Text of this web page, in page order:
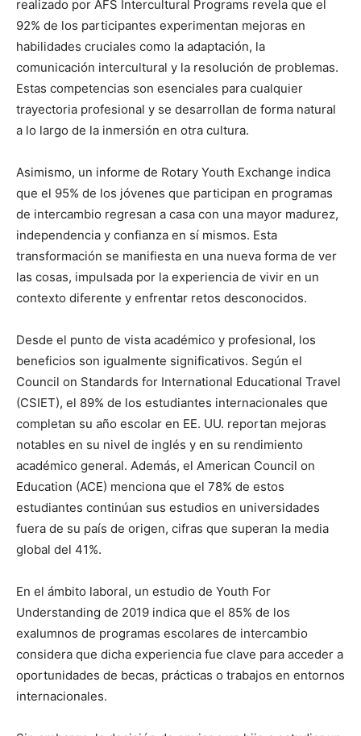
realizado por AFS Intercultural Programs revela que el
92% de los participantes experimentan mejoras en
habilidades cruciales como la adaptación, la
comunicación intercultural y la resolución de problemas.
Estas competencias son esenciales para cualquier
trayectoria profesional y se desarrollan de forma natural
a lo largo de la inmersión en otra cultura.
Asimismo, un informe de Rotary Youth Exchange indica
que el 95% de los jóvenes que participan en programas
de intercambio regresan a casa con una mayor madurez,
independencia y confianza en sí mismos. Esta
transformación se manifiesta en una nueva forma de ver
las cosas, impulsada por la experiencia de vivir en un
contexto diferente y enfrentar retos desconocidos.
Desde el punto de vista académico y profesional, los
beneficios son igualmente significativos. Según el
Council on Standards for International Educational Travel
(CSIET), el 89% de los estudiantes internacionales que
completan su año escolar en EE. UU. reportan mejoras
notables en su nivel de inglés y en su rendimiento
académico general. Además, el American Council on
Education (ACE) menciona que el 78% de estos
estudiantes continúan sus estudios en universidades
fuera de su país de origen, cifras que superan la media
global del 41%.
En el ámbito laboral, un estudio de Youth For
Understanding de 2019 indica que el 85% de los
exalumnos de programas escolares de intercambio
considera que dicha experiencia fue clave para acceder a
oportunidades de becas, prácticas o trabajos en entornos
internacionales.